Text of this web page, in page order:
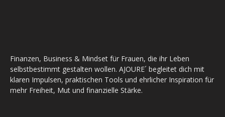
Finanzen, Business & Mindset für Frauen, die ihr Leben
selbstbestimmt gestalten wollen. AJOURE´ begleitet dich mit
klaren Impulsen, praktischen Tools und ehrlicher Inspiration für
mehr Freiheit, Mut und finanzielle Stärke.